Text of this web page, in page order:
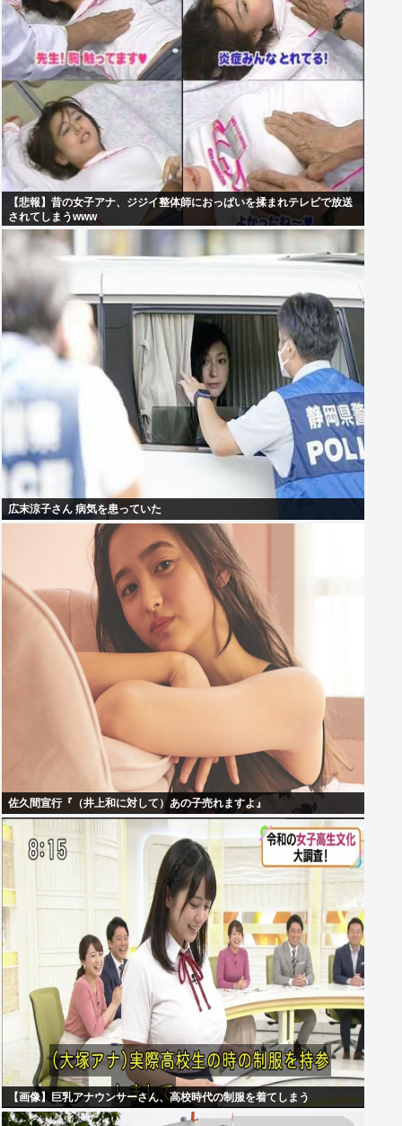
【悲報】昔の女子アナ、ジジイ整体師におっぱいを揉まれテレビで放送
されてしまうwww
広末涼子さん 病気を患っていた
佐久間宣行『（井上和に対して）あの子売れますよ』
【画像】巨乳アナウンサーさん、高校時代の制服を着てしまう